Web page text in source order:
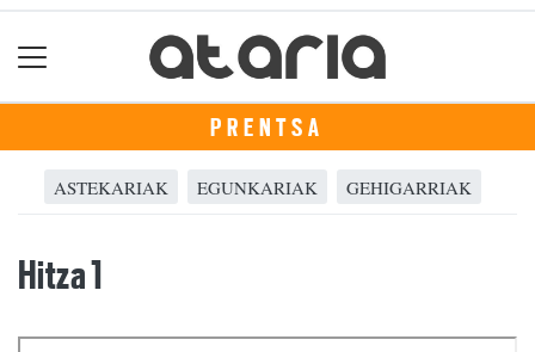
PRENTSA
ASTEKARIAK EGUNKARIAK GEHIGARRIAK
Hitza 1